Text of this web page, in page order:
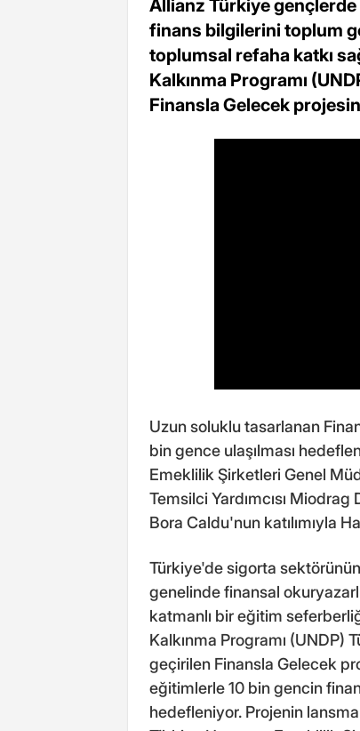
Allianz Türkiye gençlerde
finans bilgilerini toplum
toplumsal refaha katkı
Kalkınma Programı
Finansla Gelecek
Uzun soluklu tasarlanan
bin gence ulaşılması
Emeklilik Şirketleri Genel
Temsilci Yardımcısı
Bora Caldu'nun katılımıyla
Türkiye'de sigorta
genelinde finansal
katmanlı bir eğitim
Kalkınma Programı (UNDP)
geçirilen Finansla Gelecek
eğitimlerle 10 bin gencin
hedefleniyor. Projenin